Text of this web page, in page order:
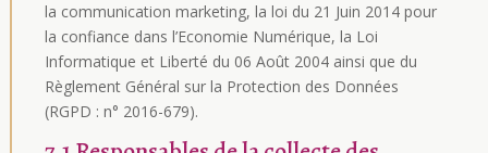
la communication marketing, la loi du 21 Juin 2014 pour
la confiance dans l’Economie Numérique, la Loi
Informatique et Liberté du 06 Août 2004 ainsi que du
Règlement Général sur la Protection des Données
(RGPD : n° 2016-679).